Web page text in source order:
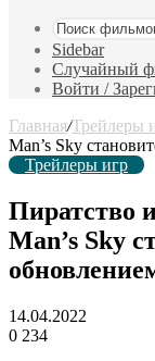
Sidebar
Случайный
Войти /
Главная/Трейлеры
Man’s Sky
Трейлеры игр
Пиратство
Man’s Sky
14.04.2022
0 234